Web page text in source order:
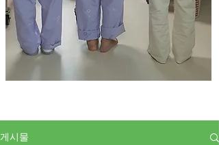
게시물